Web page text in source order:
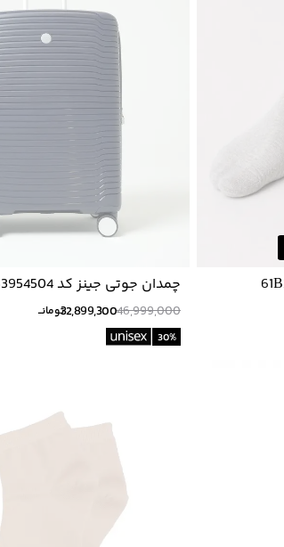
چمدان جوتی جینز کد 53954504
46,999,000
32,899,300تومانــ
30%